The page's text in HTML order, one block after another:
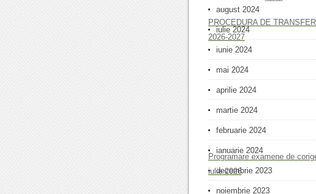
PROCEDURA DE TRANSFER
2026-2027
Programare examene de
iulie 2026
august 2024
iulie 2024
iunie 2024
mai 2024
aprilie 2024
martie 2024
februarie 2024
ianuarie 2024
decembrie 2023
noiembrie 2023